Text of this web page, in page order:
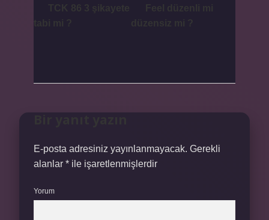
E-posta adresiniz yayınlanmayacak. Gerekli
alanlar * ile işaretlenmişlerdir
Yorum